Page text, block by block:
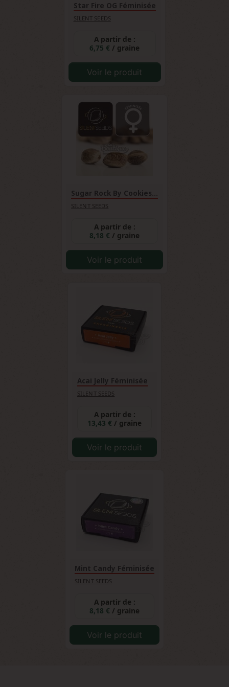
Star Fire OG Féminisée
SILENT SEEDS
A partir de :
6,75 € / graine
Voir le produit
Sugar Rock By Cookies...
SILENT SEEDS
A partir de :
8,18 € / graine
Voir le produit
Acai Jelly Féminisée
SILENT SEEDS
A partir de :
13,43 € / graine
Voir le produit
Mint Candy Féminisée
SILENT SEEDS
A partir de :
8,18 € / graine
Voir le produit